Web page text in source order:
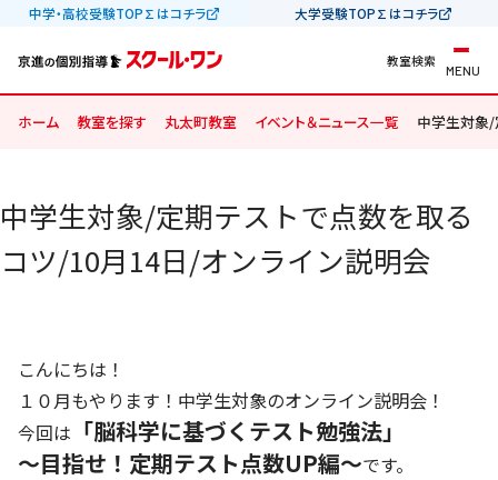
中学・高校受験TOP∑はコチラ 大学受験TOP∑はコチラ
教室検索
MENU
ホーム 教室を探す 丸太町教室 イベント＆ニュース一覧 中学生対象/
中学生対象/定期テストで点数を取る
コツ/10月14日/オンライン説明会
こんにちは！
１０月もやります！中学生対象のオンライン説明会！
今回は 「脳科学に基づくテスト勉強法」
～目指せ！定期テスト点数UP編～です。